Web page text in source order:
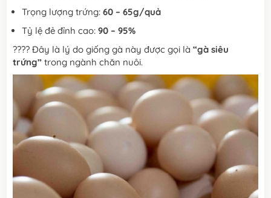
Trọng lượng trứng:60 – 65g/quả
Tỷ lệ đẻ đỉnh cao:90 – 95%
???? Đây là lý do giống gà này được gọi là“gà siêu
trứng” trong ngành chăn nuôi.